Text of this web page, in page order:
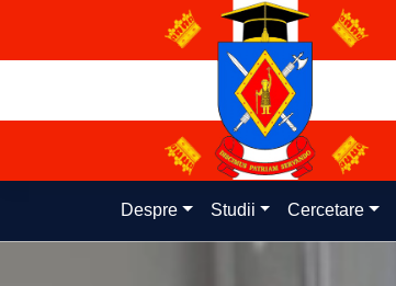
content
Despre Studii Cercetare